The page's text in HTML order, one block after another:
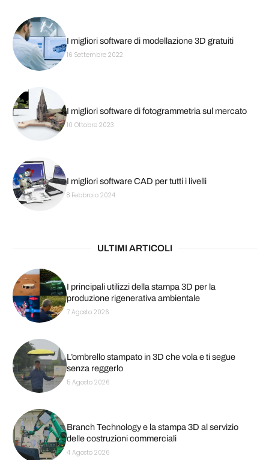
I migliori software di modellazione 3D gratuiti
16 Settembre 2022
I migliori software di fotogrammetria sul mercato
10 Ottobre 2023
I migliori software CAD per tutti i livelli
8 Febbraio 2024
ULTIMI ARTICOLI
I principali utilizzi della stampa 3D per la
produzione rigenerativa ambientale
7 Agosto 2026
L’ombrello stampato in 3D che vola e ti segue
senza reggerlo
5 Agosto 2026
Branch Technology e la stampa 3D al servizio
delle costruzioni commerciali
4 Agosto 2026